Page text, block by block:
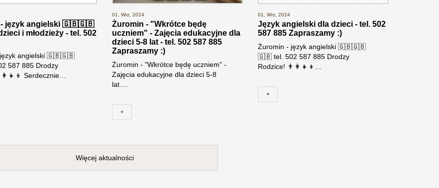
- język angielski 🇬🇧🇬🇧
i młodzieży - tel. 502
język angielski 🇬🇧🇬🇧
587 885 Drodzy
Serdecznie…
01, Wrz, 2024
Żuromin - "Wkrótce będę
uczniem" - Zajęcia edukacyjne dla
dzieci 5-8 lat - tel. 502 587 885
Zapraszamy :)
Żuromin - "Wkrótce będę uczniem" -
Zajęcia edukacyjne dla dzieci 5-8
lat.…
+
01, Wrz, 2024
Język angielski dla dzieci - tel. 502
587 885 Zapraszamy :)
Żuromin - język angielski 🇬🇧🇬🇧
🇬🇧 tel. 502 587 885 Drodzy
Rodzice! 👨‍👩‍👧‍👦…
+
Więcej aktualności